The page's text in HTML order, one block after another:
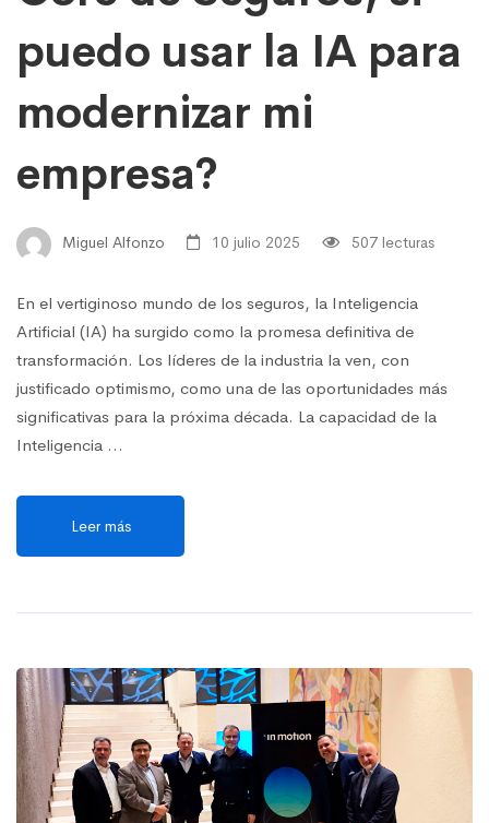
puedo usar la IA para
modernizar mi
empresa?
Miguel Alfonzo 10 julio 2025 507 lecturas
En el vertiginoso mundo de los seguros, la Inteligencia
Artificial (IA) ha surgido como la promesa definitiva de
transformación. Los líderes de la industria la ven, con
justificado optimismo, como una de las oportunidades más
significativas para la próxima década. La capacidad de la
Inteligencia …
Leer más